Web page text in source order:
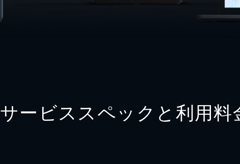
サービススペックと利用料